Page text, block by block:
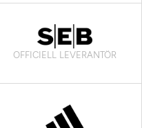
OFFICIELL LEVERANTÖR